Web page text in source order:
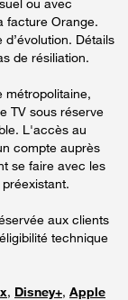
facture Orange.
Détails
de résiliation.
métropolitaine,
TV sous réserve
L'accès au
compte auprès
se faire avec les
aux clients
technique
, Disney+, Apple